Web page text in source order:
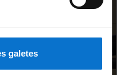
galetes